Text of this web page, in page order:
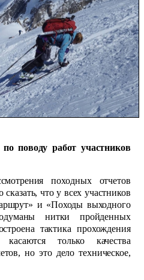
поводу работ участников
походных отчетов
что у всех участников
и «Походы выходного
нитки пройденных
тактика прохождения
касаются только качества
но это дело техническое,